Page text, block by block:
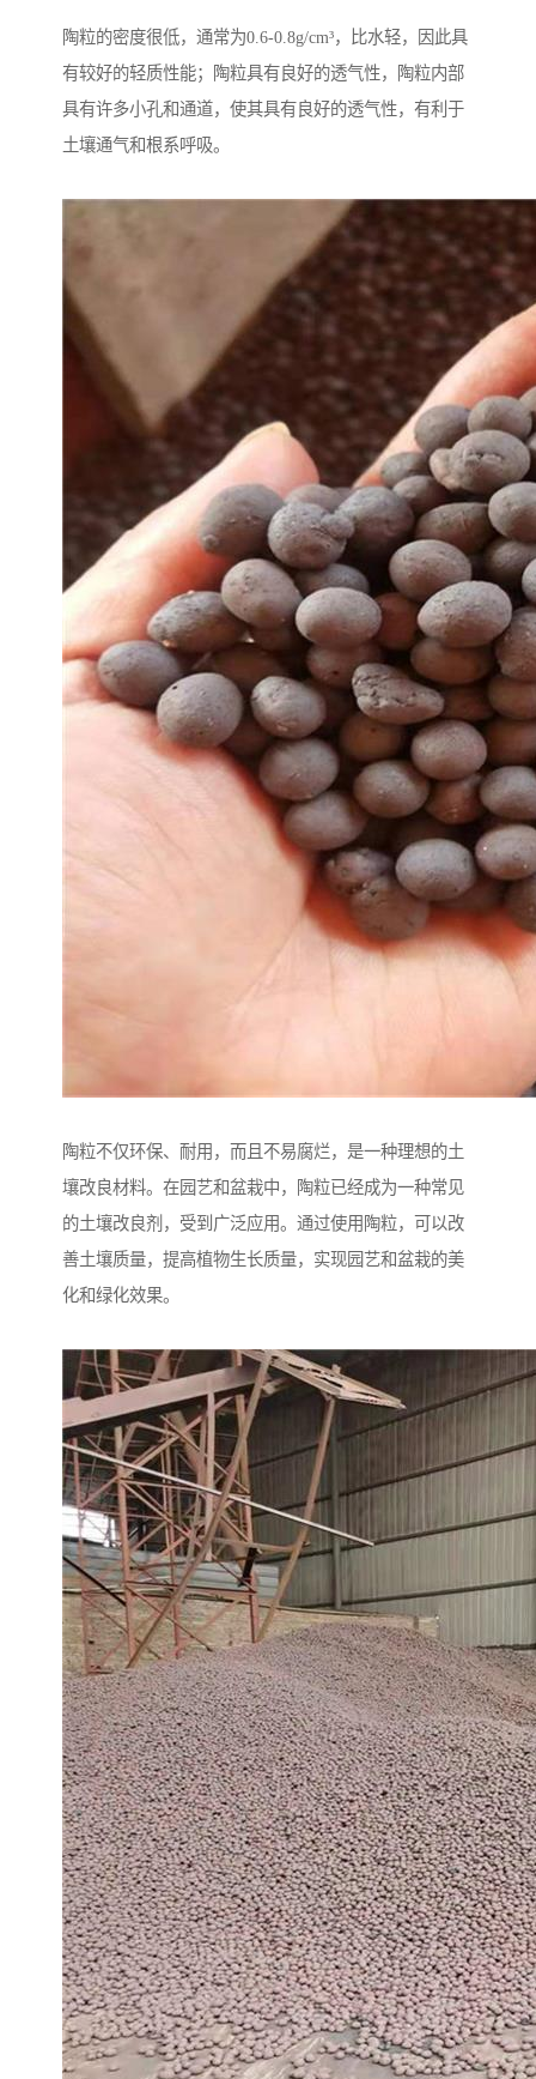
陶粒的密度很低，通常为0.6-0.8g/cm³，比水轻，因此具
有较好的轻质性能；陶粒具有良好的透气性，陶粒内部
具有许多小孔和通道，使其具有良好的透气性，有利于
土壤通气和根系呼吸。
陶粒不仅环保、耐用，而且不易腐烂，是一种理想的土
壤改良材料。在园艺和盆栽中，陶粒已经成为一种常见
的土壤改良剂，受到广泛应用。通过使用陶粒，可以改
善土壤质量，提高植物生长质量，实现园艺和盆栽的美
化和绿化效果。